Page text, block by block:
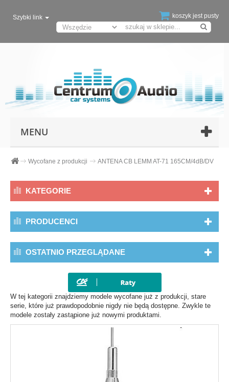
koszyk jest pusty
Szybki link
MENU
Wycofane z produkcji ANTENA CB LEMM AT-71 165CM/4dB/DV
KATEGORIE
PRODUCENCI
OSTATNIO PRZEGLĄDANE
W tej kategorii znajdziemy modele wycofane już z produkcji, stare
serie, które już prawdopodobnie nigdy nie będą dostępne. Zwykle te
modele zostały zastąpione już nowymi produktami.